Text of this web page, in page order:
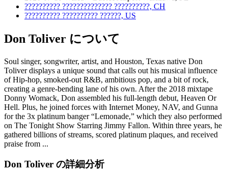
?????????? ?????????????? ??????????, CH
?????????? ?????????? ??????, US
Don Toliver について
Soul singer, songwriter, artist, and Houston, Texas native Don
Toliver displays a unique sound that calls out his musical influence
of Hip-hop, smoked-out R&B, ambitious pop, and a bit of rock,
creating a genre-bending lane of his own. After the 2018 mixtape
Donny Womack, Don assembled his full-length debut, Heaven Or
Hell. Plus, he joined forces with Internet Money, NAV, and Gunna
for the 3x platinum banger “Lemonade,” which they also performed
on The Tonight Show Starring Jimmy Fallon. Within three years, he
gathered billions of streams, scored platinum plaques, and received
praise from ...
Don Toliver の詳細分析